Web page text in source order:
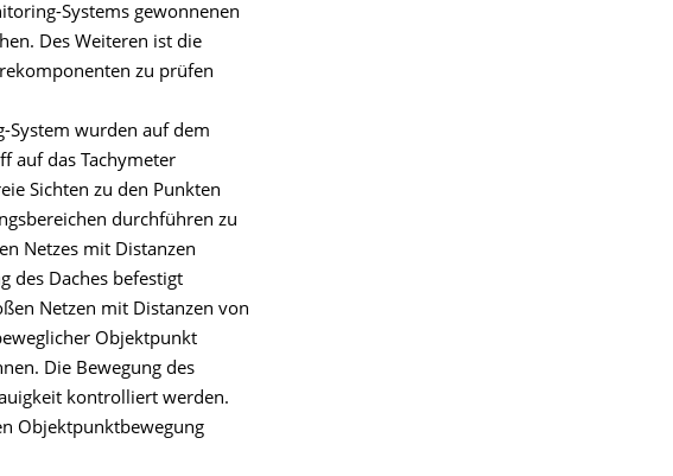
Systems gewonnenen
Des Weiteren ist die
zu prüfen
System wurden auf dem
auf das Tachymeter
Sichten zu den Punkten
durchführen zu
Netzes mit Distanzen
des Daches befestigt
Netzen mit Distanzen von
Objektpunkt
Die Bewegung des
kontrolliert werden.
Objektpunktbewegung